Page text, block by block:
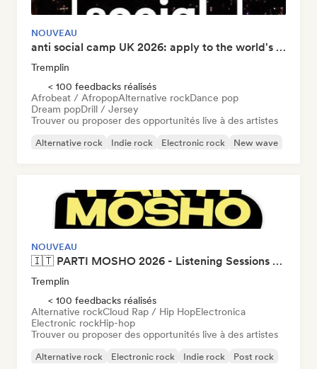
NOUVEAU
anti social camp UK 2026: apply to the world's largest songwriting camp
Tremplin
< 100 feedbacks réalisés
Afrobeat / AfropopAlternative rockDance pop
Dream popDrill / Jersey
Trouver ou proposer des opportunités live à des artistes
Alternative rock Indie rock Electronic rock
New wave
NOUVEAU
🇮🇹 PARTI MOSHO 2026 - Listening Sessions Open Call
Tremplin
< 100 feedbacks réalisés
Alternative rockCloud Rap / Hip HopElectronica
Electronic rockHip-hop
Trouver ou proposer des opportunités live à des artistes
Alternative rock Electronic rock Indie rock
Post rock